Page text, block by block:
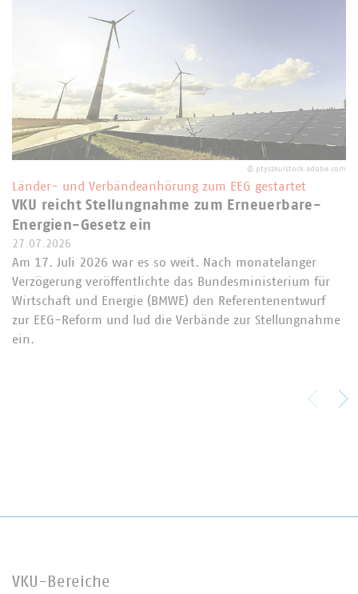
© ptyszku/stock.adobe.com
Länder- und Verbändeanhörung zum EEG gestartet
VKU reicht Stellungnahme zum Erneuerbare-
Energien-Gesetz ein
27.07.2026
Am 17. Juli 2026 war es so weit. Nach monatelanger
Verzögerung veröffentlichte das Bundesministerium für
Wirtschaft und Energie (BMWE) den Referentenentwurf
zur EEG-Reform und lud die Verbände zur Stellungnahme
ein.
VKU-Bereiche